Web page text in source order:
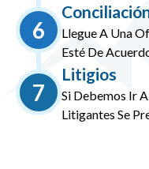
6
Llegue A Una
Esté De
7
Litigios
Si Debemos Ir
Litigantes Se